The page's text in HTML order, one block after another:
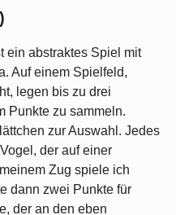
ein abstraktes Spiel mit
Auf einem Spielfeld,
legen bis zu drei
Punkte zu sammeln.
zur Auswahl. Jedes
der auf einer
Zug spiele ich
dann zwei Punkte für
der an den eben